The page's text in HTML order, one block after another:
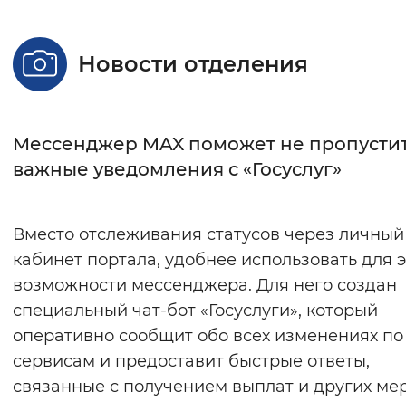
Стандартный Увеличенный
Без засечек С засечками
Нормальный Увеличенный
Цвет сайта
Монохромный Инверсивный
Синий фон
Новости отделения
Мессенджер MAX поможет не
важные уведомления с «Госуслуг»
Вместо отслеживания статусов через личный
кабинет портала, удобнее использовать для
возможности мессенджера. Для него создан
специальный чат-бот «Госуслуги», который
оперативно сообщит обо всех изменениях по
сервисам и предоставит быстрые ответы,
связанные с получением выплат и других